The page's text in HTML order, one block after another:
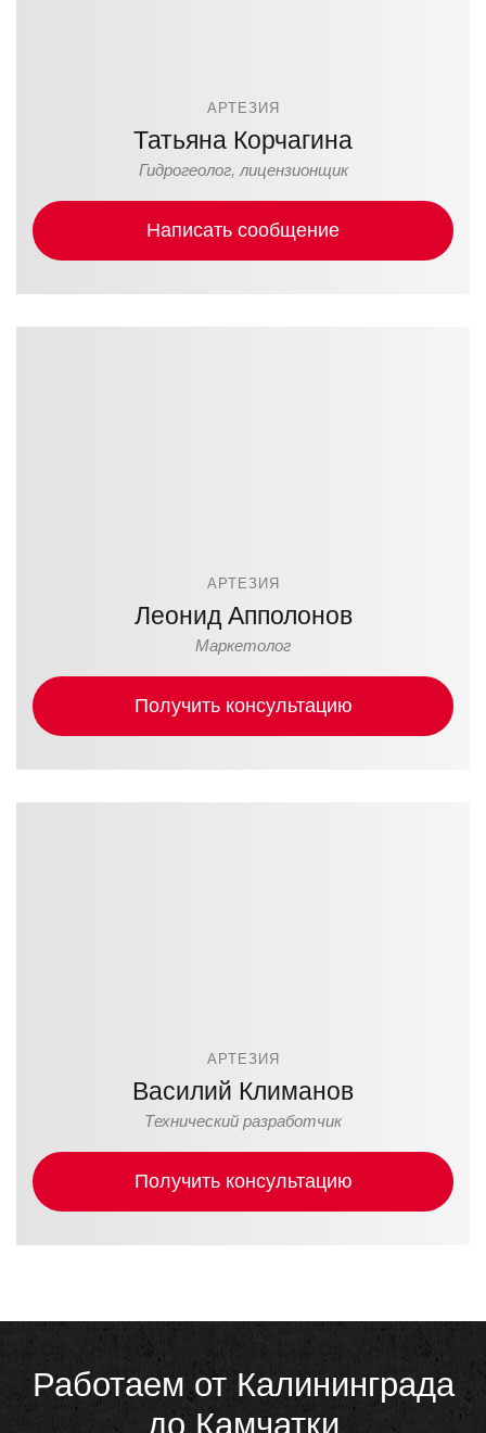
АРТЕЗИЯ
Татьяна Корчагина
Гидрогеолог, лицензионщик
Написать сообщение
АРТЕЗИЯ
Леонид Апполонов
Маркетолог
Получить консультацию
АРТЕЗИЯ
Василий Климанов
Технический разработчик
Получить консультацию
Работаем от Калининграда
до Камчатки